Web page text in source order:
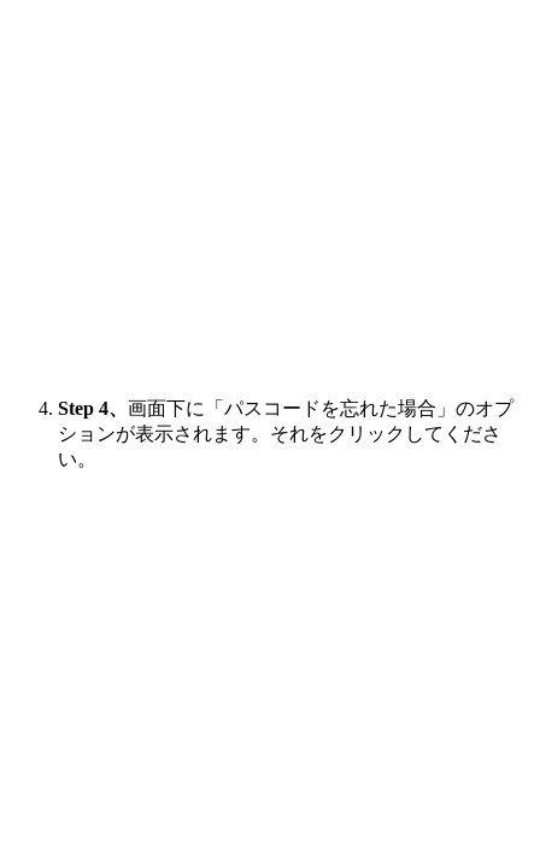
Step 4、 画面下に「パスコードを忘れた場合」のオプ
ションが表示されます。それをクリックしてくださ
い。